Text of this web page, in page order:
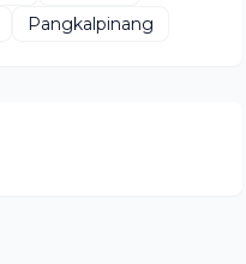
Pangkalpinang